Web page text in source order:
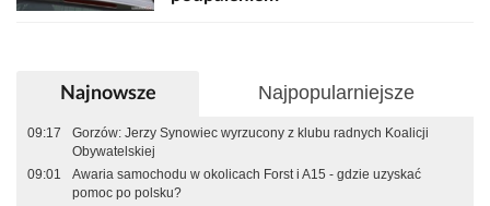
Najnowsze Najpopularniejsze
09:17
Gorzów: Jerzy Synowiec wyrzucony z klubu radnych Koalicji
Obywatelskiej
09:01
Awaria samochodu w okolicach Forst i A15 - gdzie uzyskać
pomoc po polsku?